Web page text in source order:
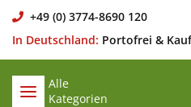
+49 (0) 3774-8690 120
In Deutschland: Portofrei &
Alle
Kategorien